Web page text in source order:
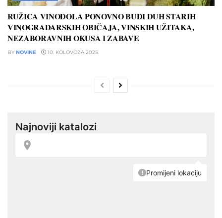
RUŽICA VINODOLA PONOVNO BUDI DUH STARIH
VINOGRADARSKIH OBIČAJA, VINSKIH UŽITAKA,
NEZABORAVNIH OKUSA I ZABAVE
BY NOVINE 10. KOLOVOZA 2025.